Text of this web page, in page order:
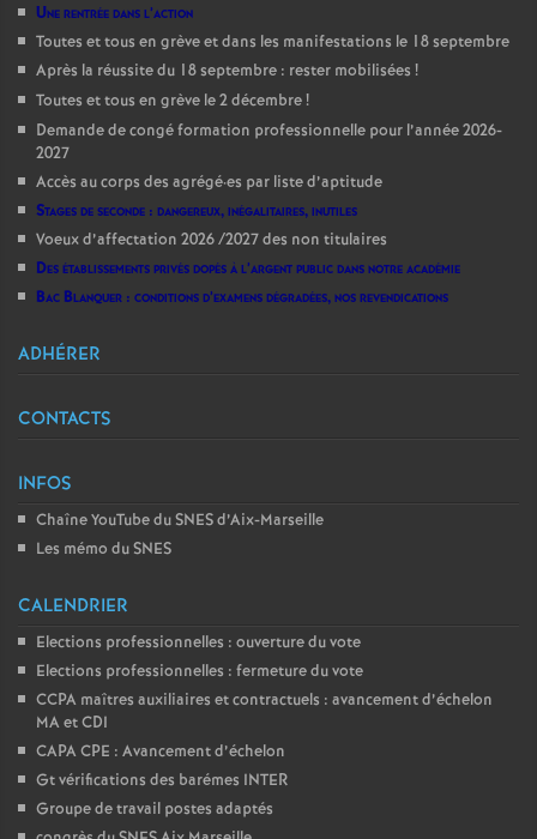
Une rentrée dans l’action
Toutes et tous en grève et dans les manifestations le 18 septembre
Après la réussite du 18 septembre : rester mobilisées !
Toutes et tous en grève le 2 décembre!
Demande de congé formation professionnelle pour l’année 2026-
2027
Accès au corps des agrégé·es par liste d’aptitude
Stages de seconde : dangereux, inégalitaires, inutiles
Voeux d’affectation 2026 /2027 des non titulaires
Des établissements privés dopés à l’argent public dans notre académie
Bac Blanquer : conditions d’examens dégradées, nos revendications
ADHÉRER
CONTACTS
INFOS
Chaîne YouTube du SNES d’Aix-Marseille
Les mémo du SNES
CALENDRIER
Elections professionnelles : ouverture du vote
Elections professionnelles : fermeture du vote
CCPA maîtres auxiliaires et contractuels : avancement d’échelon
MA et CDI
CAPA CPE : Avancement d’échelon
Gt vérifications des barémes INTER
Groupe de travail postes adaptés